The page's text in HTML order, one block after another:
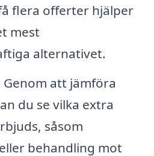
flera offerter hjälper
mest
alternativet.
Genom att jämföra
du se vilka extra
såsom
behandling mot